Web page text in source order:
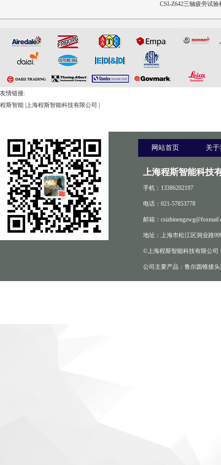
CSI-Z641正畸基托聚合
测试仪
友情链接:
程斯智能 上海程斯智能科技有限公司
网站首页 关
上海程斯智能科技
手机：13386202197
电话：021-57853778
邮箱：
地址：上海市松江区洞业路
©上海程斯智能科技有限公司
公司主要产品：鲁尔圆锥接